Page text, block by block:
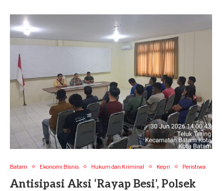
Batam Ekonomi Bisnis Hukum dan Kriminal Kepri Peristiwa
Antisipasi Aksi ‘Rayap Besi’, Polsek